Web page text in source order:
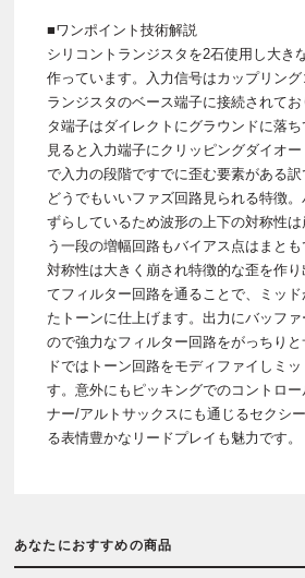
■ワンポイント技術解説
シリコントランジスタを2石使用し大き
作っています。入力信号はカップリング
ランジスタのベース端子に接続されて
タ端子はダイレクトにグラウンドに落
見ると入力端子にクリッピングダイオ
で入力の段階ですでに歪む要素がある
どうでもいいファズ回路見られる特徴
ずらしているため波形の上下の対称性
う一段の増幅回路もバイアス点はまと
対称性は大きく崩され特徴的な歪を作
てフィルター回路を通ることで、ミッ
たトーンに仕上げます。出力にバッフ
ので強力なフィルター回路をがっちり
ドではトーン回路をモディファイしミ
す。意外にもピッキングでのコントロ
ナー/アルトサックスにも通じるセクシ
る表情豊かなリードプレイも魅力です。
あなたにおすすめの商品